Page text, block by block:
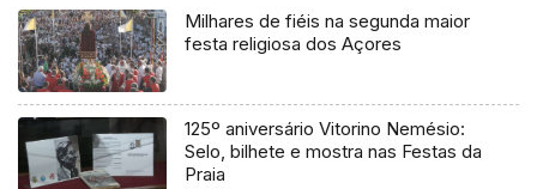
Milhares de fiéis na segunda maior
festa religiosa dos Açores
125º aniversário Vitorino Nemésio:
Selo, bilhete e mostra nas Festas da
Praia